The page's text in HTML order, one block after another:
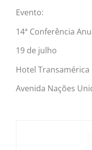
Evento:
14ª Conferência
19 de julho
Hotel Transamérica
Avenida Nações